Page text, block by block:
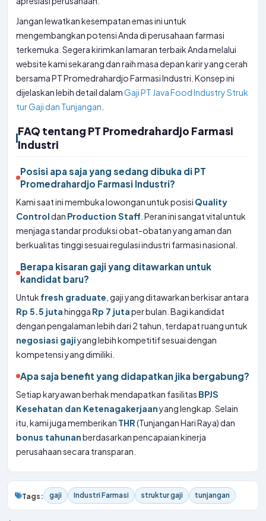
Jangan lewatkan kesempatan emas ini untuk
mengembangkan potensi Anda di perusahaan farmasi
terkemuka. Segera kirimkan lamaran terbaik Anda melalui
website kami sekarang dan raih masa depan karir yang cerah
bersama PT Promedrahardjo Farmasi Industri. Konsep ini
dijelaskan lebih detail dalamGaji PT Java Food Industry Struk
tur Gaji dan Tunjangan
FAQ tentang PT Promedrahardjo Farmasi
Industri
Posisi apa saja yang sedang dibuka di PT
Promedrahardjo Farmasi Industri?
Kami saat ini membuka lowongan untuk posisi Quality
Controldan Production Staff . Peran ini sangat vital untuk
menjaga standar produksi obat-obatan yang aman dan
berkualitas tinggi sesuai regulasi industri farmasi nasional.
Berapa kisaran gaji yang ditawarkan untuk
kandidat baru?
Untuk fresh graduate , gaji yang ditawarkan berkisar antara
Rp 5.5 jutahingga Rp 7 jutaper bulan. Bagi kandidat
dengan pengalaman lebih dari 2 tahun, terdapat ruang untuk
negosiasi gajiyang lebih kompetitif sesuai dengan
kompetensi yang dimiliki.
Apa saja benefit yang didapatkan jika bergabung?
Setiap karyawan berhak mendapatkan fasilitas BPJS
Kesehatan dan Ketenagakerjaanyang lengkap. Selain
itu, kami juga memberikan THR(Tunjangan Hari Raya) dan
bonus tahunanberdasarkan pencapaian kinerja
perusahaan secara transparan.
Tags: gaji Industri Farmasi struktur gaji tunjangan